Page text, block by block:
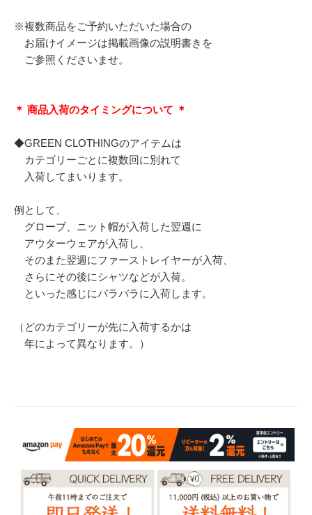
※複数商品をご予約いただいた場合の
お届けイメージは掲載画像の説明書きを
ご参照くださいませ。
＊ 商品入荷のタイミングについて ＊
◆GREEN CLOTHINGのアイテムは
カテゴリーごとに複数回に別れて
入荷してまいります。
例として、
グローブ、ニット帽が入荷した翌週に
アウターウェアが入荷し、
そのまた翌週にファーストレイヤーが入荷、
さらにその後にシャツなどが入荷。
といった感じにバラバラに入荷します。
（どのカテゴリーが先に入荷するかは
年によって異なります。）